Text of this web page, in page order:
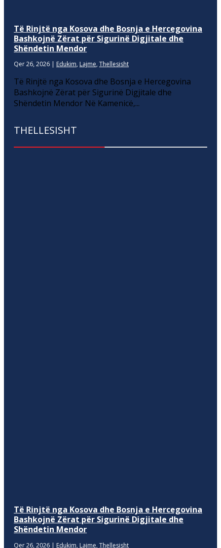
Të Rinjtë nga Kosova dhe Bosnja e Hercegovina
Bashkojnë Zërat për Sigurinë Digjitale dhe
Shëndetin Mendor
Qer 26, 2026 | Edukim, Lajme, Thellesisht
Të Rinjtë nga Kosova dhe Bosnja e Hercegovina
Bashkojnë Zërat për Sigurinë Digjitale dhe
Shëndetin Mendor Në Kamenicë,...
THELLESISHT
Të Rinjtë nga Kosova dhe Bosnja e Hercegovina
Bashkojnë Zërat për Sigurinë Digjitale dhe
Shëndetin Mendor
Qer 26, 2026 | Edukim, Lajme, Thellesisht